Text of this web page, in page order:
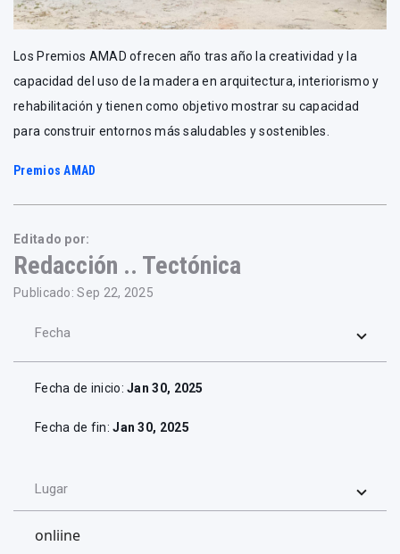
Los Premios AMAD ofrecen año tras año la creatividad y la
capacidad del uso de la madera en arquitectura, interiorismo y
rehabilitación y tienen como objetivo mostrar su capacidad
para construir entornos más saludables y sostenibles.
Premios AMAD
Editado por:
Redacción .. Tectónica
Publicado: Sep 22, 2025
Fecha
Fecha de inicio:Jan 30, 2025
Fecha de fin:Jan 30, 2025
Lugar
onliine